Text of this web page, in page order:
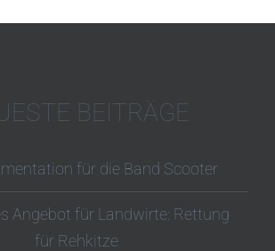
BEITRÄGE
für die Band Scooter
Angebot für Landwirte: Rettung
für Rehkitze